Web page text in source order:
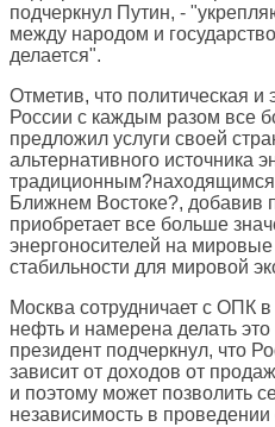
подчеркнул Путин, -
между народом и
делается".
Отметив, что политическая и
России с каждым разом все
предложил услуги своей
альтернативного источника
традиционным?находящимся
Ближнем Востоке?, добавив
приобретает все больше
энергоносителей на мировые
стабильности для мировой
Москва сотрудничает с ОПК
нефть и намерена делать
президент подчеркнул, что
зависит от доходов от
и поэтому может позволить
независимость в